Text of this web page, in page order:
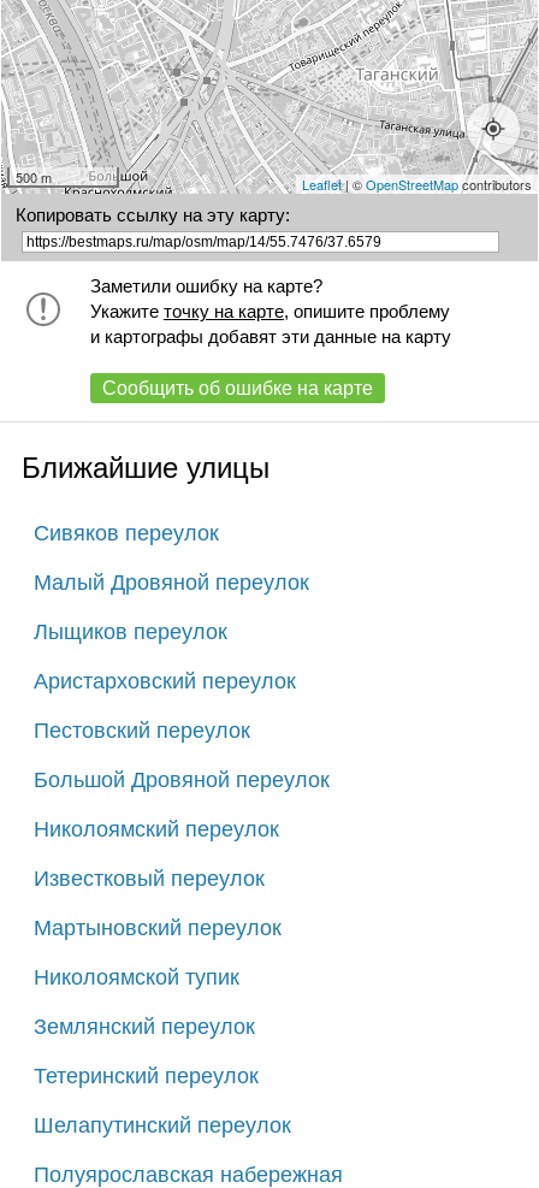
51 с2
51 с3 52 с2 52 с3
52 с1
53 с1
53 с2 54 54 с2
55 с3
55
55 с2 57 с8 57 с1
57 с7
58
59 60 62 +
500 m Leaflet| ©OpenStreetMapcontributors
Копировать ссылку на эту карту:
Заметили ошибку на карте?
Укажите точку на карте, опишите проблему
и картографы добавят эти данные на карту
Сообщить об ошибке на карте
Ближайшие улицы
Сивяков переулок
Малый Дровяной переулок
Лыщиков переулок
Аристарховский переулок
Пестовский переулок
Большой Дровяной переулок
Николоямский переулок
Известковый переулок
Мартыновский переулок
Николоямской тупик
Землянский переулок
Тетеринский переулок
Шелапутинский переулок
Полуярославская набережная